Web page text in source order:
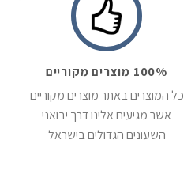
100% מוצרים מקוריים
כל המוצרים באתר מוצרים מקוריים
אשר מגיעים אלינו דרך יבואני
השעונים הגדולים בישראל